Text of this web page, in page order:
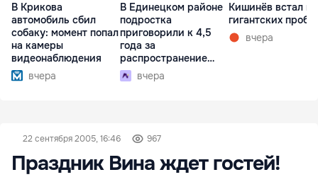
В Крикова
автомобиль сбил
собаку: момент попал
на камеры
видеонаблюдения
вчера
В Единецком районе
подростка
приговорили к 4,5
года за
распространение
наркотиков
вчера
Кишинёв встал в
гигантских
вчера
22 сентября 2005, 16:46 967
Праздник Вина ждет гостей!